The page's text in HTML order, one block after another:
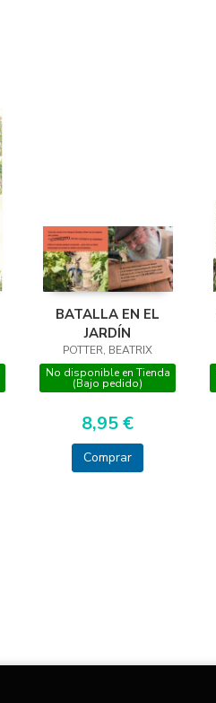
BATALLA EN EL
JARDÍN
POTTER, BEATRIX
No disponible en Tienda
(Bajo pedido)
8,95 €
Comprar